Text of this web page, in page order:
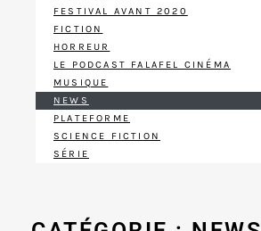
FESTIVAL AVANT 2020
FICTION
HORREUR
LE PODCAST FALAFEL CINÉMA
MUSIQUE
NEWS
PLATEFORME
SCIENCE FICTION
SÉRIE